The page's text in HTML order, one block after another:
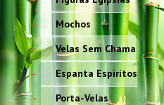
Mochos
Velas Sem Chama
Espanta Espiritos
Porta-Velas